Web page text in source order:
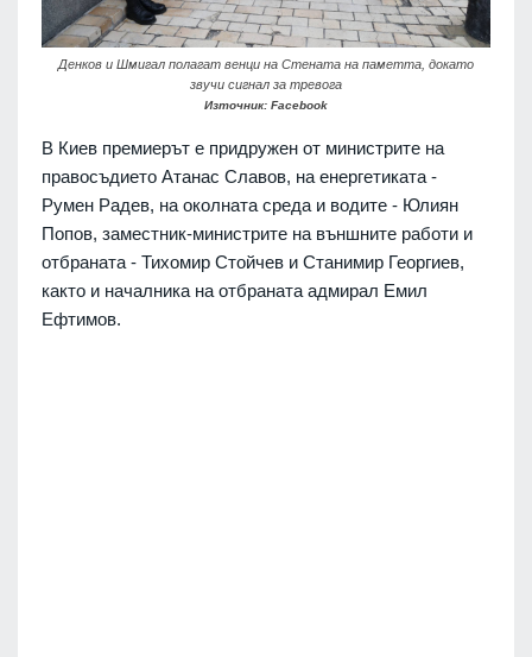
Денков и Шмигал полагат венци на Стената на паметта, докато
звучи сигнал за тревога
Източник: Facebook
В Киев премиерът е придружен от министрите на
правосъдието Атанас Славов, на енергетиката -
Румен Радев, на околната среда и водите - Юлиян
Попов, заместник-министрите на външните работи и
отбраната - Тихомир Стойчев и Станимир Георгиев,
както и началника на отбраната адмирал Емил
Ефтимов.